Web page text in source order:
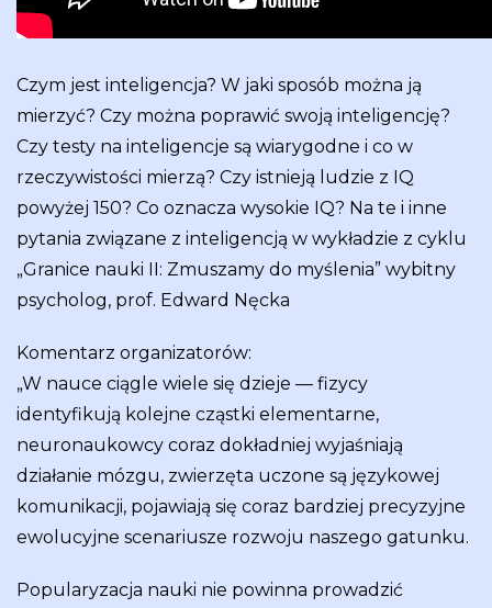
Czym jest inteligencja? W jaki sposób można ją
mierzyć? Czy można poprawić swoją inteligencję?
Czy testy na inteligencje są wiarygodne i co w
rzeczywistości mierzą? Czy istnieją ludzie z IQ
powyżej 150? Co oznacza wysokie IQ? Na te i inne
pytania związane z inteligencją w wykładzie z cyklu
„Granice nauki II: Zmuszamy do myślenia” wybitny
psycholog, prof. Edward Nęcka
Komentarz organizatorów:
„W nauce ciągle wiele się dzieje — fizycy
identyfikują kolejne cząstki elementarne,
neuronaukowcy coraz dokładniej wyjaśniają
działanie mózgu, zwierzęta uczone są językowej
komunikacji, pojawiają się coraz bardziej precyzyjne
ewolucyjne scenariusze rozwoju naszego gatunku.
Popularyzacja nauki nie powinna prowadzić